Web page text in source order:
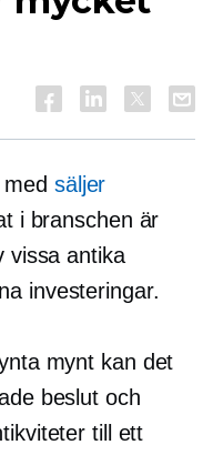
säljer
i branschen är
vissa antika
investeringar.
mynt kan det
beslut och
till ett